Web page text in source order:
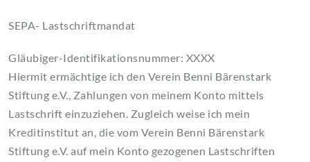
SEPA- Lastschriftmandat
Gläubiger-Identifikationsnummer: XXXX
Hiermit ermächtige ich den Verein Benni Bärenstark
Stiftung e.V., Zahlungen von meinem Konto mittels
Lastschrift einzuziehen. Zugleich weise ich mein
Kreditinstitut an, die vom Verein Benni Bärenstark
Stiftung e.V. auf mein Konto gezogenen Lastschriften